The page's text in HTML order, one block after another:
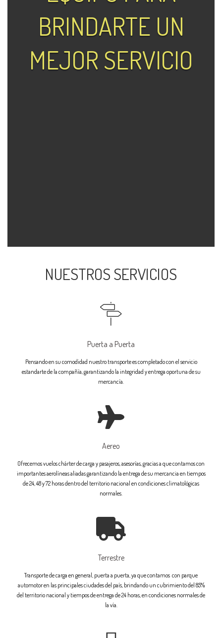
BRINDARTE UN
MEJOR SERVICIO
NUESTROS SERVICIOS
Puerta a Puerta
Pensando en su comodidad nuestro transporte es completado con el servicio
estandarte de la compañía, garantizando la integridad y entrega oportuna de su
mercancía.
Aereo
Ofrecemos vuelos chárter de carga y pasajeros, asesorías, gracias a que contamos con
importantes aerolíneas aliadas garantizando la entrega de su mercancia en tiempos
de 24, 48 y 72 horas dentro del territorio nacional en condiciones climatológicas
normales.
Terrestre
Transporte de carga en general, puerta a puerta, ya que contamos con parque
automotor en las principales ciudades del país, brindando un cubrimiento del 85%
del territorio nacional y tiempos de entrega de 24 horas, en condiciones normales de
la vía.